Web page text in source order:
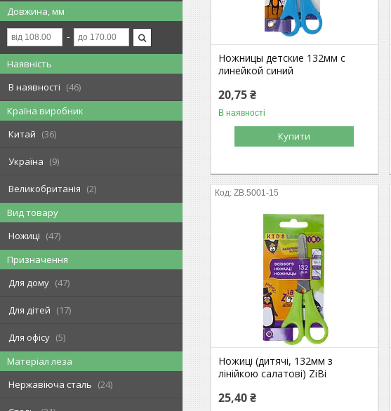
Довжина, мм
Наявність
В наявності
46
Країна виробник
Китай
36
Україна 9
Великобританія
2
Вид товару
Ножиці
47
Призначення
Для дому
47
Для дітей 17
Для офісу
5
Матеріал леза
Нержавіюча сталь
24
Ножницы детские 132мм с
линейкой синий
20,75 ₴
В наявності
Купити
ZB.5001-15
Ножиці (дитячі, 132мм з
лінійкою салатові) ZiBi
25,40 ₴